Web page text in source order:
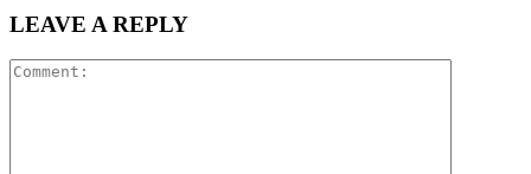
LEAVE A REPLY